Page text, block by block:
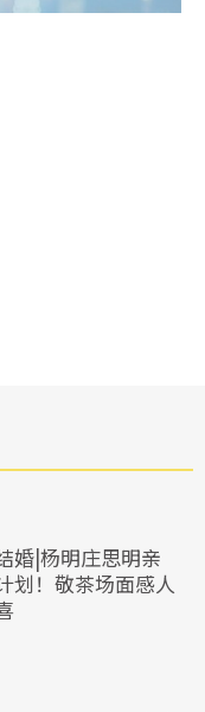
婚|杨明庄思明亲
划！敬茶场面感人